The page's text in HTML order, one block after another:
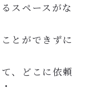
スペースがな
とができずに
、どこに依頼